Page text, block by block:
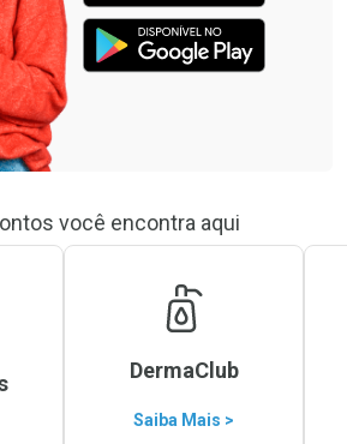
você encontra aqui
DermaClub
Saiba Mais >